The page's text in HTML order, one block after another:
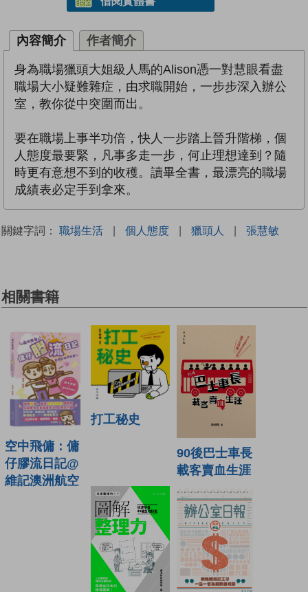
內容簡介 作者簡介
身為職場獵頭大姐級人馬的Alison憑一對慧眼看盡
職場大小疑難雜症，由求職開始，一步步深入辦公
室，教你從中突圍而出。
要在職場上事半功倍，快人一步踏上晉升階梯，個
人態度最要緊，凡事多走一步，何止理想達到？隨
時更有意想不到的收穫。讀畢全書，最漂亮的職場
成績表必定手到拿來。
關鍵字詞： 職場生活 | 個人態度 | 獵頭人 | 張慧敏
相關書籍
空中飛傭：傭
仔膠流日記@
維記澳洲航空
打工秘史
90後巴士車長
載客賣血生涯